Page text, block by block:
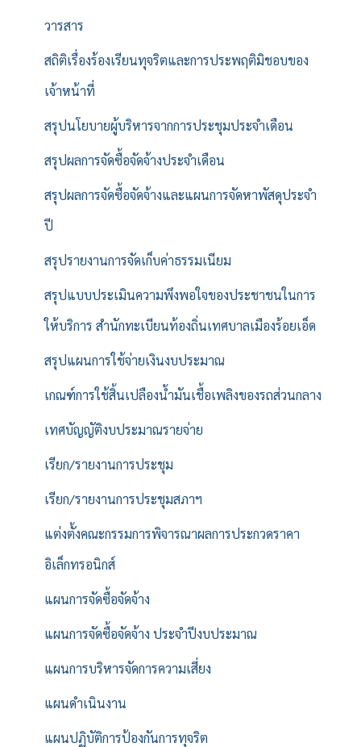
วารสาร
สถิติเรื่องร้องเรียนทุจริตและการประพฤติมิชอบของ
เจ้าหน้าที่
สรุปนโยบายผู้บริหารจากการประชุมประจำเดือน
สรุปผลการจัดซื้อจัดจ้างประจำเดือน
สรุปผลการจัดซื้อจัดจ้างและแผนการจัดหาพัสดุประจำ
ปี
สรุปรายงานการจัดเก็บค่าธรรมเนียม
สรุปแบบประเมินความพึงพอใจของประชาชนในการ
ให้บริการ สำนักทะเบียนท้องถิ่นเทศบาลเมืองร้อยเอ็ด
สรุปแผนการใช้จ่ายเงินงบประมาณ
เกณฑ์การใช้สิ้นเปลืองน้ำมันเชื้อเพลิงของรถส่วนกลาง
เทศบัญญัติงบประมาณรายจ่าย
เรียก/รายงานการประชุม
เรียก/รายงานการประชุมสภาฯ
แต่งตั้งคณะกรรมการพิจารณาผลการประกวดราคา
อิเล็กทรอนิกส์
แผนการจัดซื้อจัดจ้าง
แผนการจัดซื้อจัดจ้าง ประจำปีงบประมาณ
แผนการบริหารจัดการความเสี่ยง
แผนดำเนินงาน
แผนปฏิบัติการป้องกันการทุจริต